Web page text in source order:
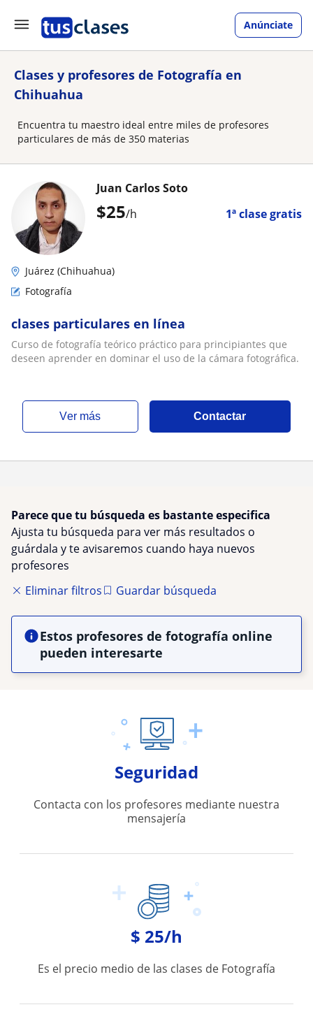
Anúnciate
Clases y profesores de Fotografía en
Chihuahua
Encuentra tu maestro ideal entre miles de profesores
particulares de más de 350 materias
$25/h 1ª clase gratis
Juan Carlos Soto
Juárez (Chihuahua)
Fotografía
clases particulares en línea
Curso de fotografía teórico práctico para principiantes que
deseen aprender en dominar el uso de la cámara fotográfica.
ver más Contactar
Parece que tu búsqueda es bastante especifica
Ajusta tu búsqueda para ver más resultados o
guárdala y te avisaremos cuando haya nuevos
profesores
Eliminar filtros
Guardar búsqueda
Estos profesores de fotografía online
pueden interesarte
Seguridad
Contacta con los profesores mediante nuestra
mensajería
$ 25/h
Es el precio medio de las clases de Fotografía